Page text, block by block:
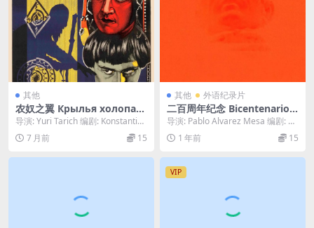
其他
农奴之翼 Крылья холопа
(1926)
导演: Yuri Tarich 编剧: Konstantin
Schildkro...
7 月前 15
其他 外语纪录片
二百周年纪念 Bicentenario
(2024)
导演: Pablo Alvarez Mesa 编剧: Pa
blo Alvarez...
1 年前 15
VIP